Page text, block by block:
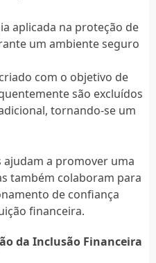
aplicada na proteção de
um ambiente seguro
com o objetivo de
são excluídos
tornando-se um
ajudam a promover uma
também colaboram para
de confiança
financeira.
da Inclusão Financeira